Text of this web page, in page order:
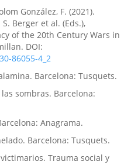
González, F. (2021).
Berger et al. (Eds.),
of the 20th Century Wars in
DOI:
86055-4_2
Barcelona: Tusquets.
las sombras. Barcelona:
Anagrama.
Barcelona: Tusquets.
Trauma social y